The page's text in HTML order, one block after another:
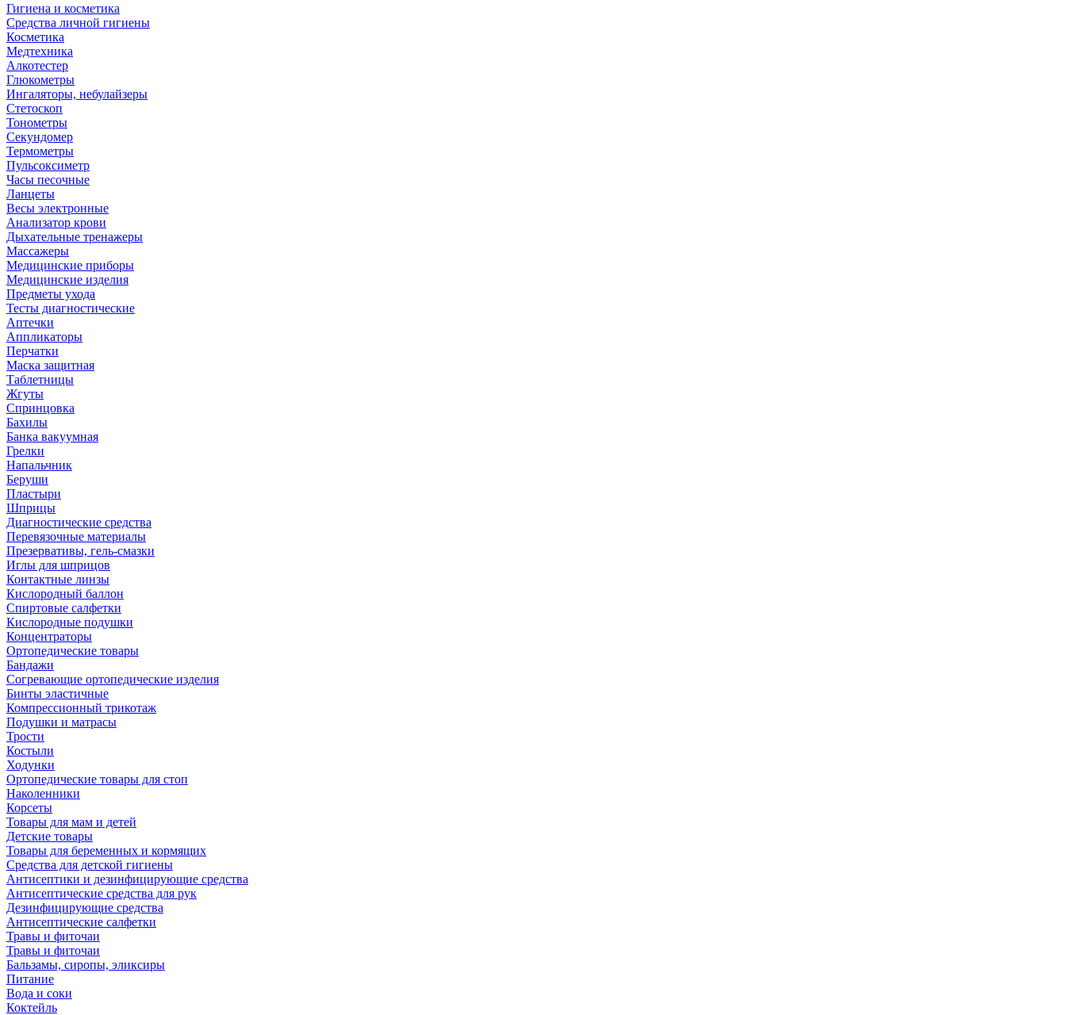
Гигиена и косметика
Средства личной гигиены
Косметика
Медтехника
Алкотестер
Глюкометры
Ингаляторы, небулайзеры
Стетоскоп
Тонометры
Секундомер
Термометры
Пульсоксиметр
Часы песочные
Ланцеты
Весы электронные
Анализатор крови
Дыхательные тренажеры
Массажеры
Медицинские приборы
Медицинские изделия
Предметы ухода
Тесты диагностические
Аптечки
Аппликаторы
Перчатки
Маска защитная
Таблетницы
Жгуты
Спринцовка
Бахилы
Банка вакуумная
Грелки
Напальчник
Беруши
Пластыри
Шприцы
Диагностические средства
Перевязочные материалы
Презервативы, гель-смазки
Иглы для шприцов
Контактные линзы
Кислородный баллон
Спиртовые салфетки
Кислородные подушки
Концентраторы
Ортопедические товары
Бандажи
Согревающие ортопедические изделия
Бинты эластичные
Компрессионный трикотаж
Подушки и матрасы
Трости
Костыли
Ходунки
Ортопедические товары для стоп
Наколенники
Корсеты
Товары для мам и детей
Детские товары
Товары для беременных и кормящих
Средства для детской гигиены
Антисептики и дезинфицирующие средства
Антисептические средства для рук
Дезинфицирующие средства
Антисептические салфетки
Травы и фиточаи
Травы и фиточаи
Бальзамы, сиропы, эликсиры
Питание
Вода и соки
Коктейль